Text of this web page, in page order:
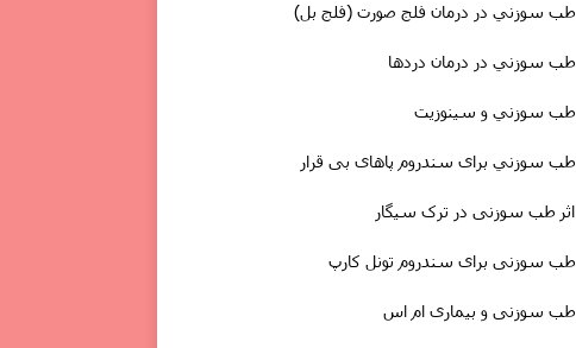
طب سوزني در درمان فلج صورت (فلج بل)
طب سوزني در درمان دردها
طب سوزني و سینوزیت
طب سوزني برای سندروم پاهای بی قرار
اثر طب سوزنی در ترک سیگار
طب سوزنى برای سندروم تونل کارپ
طب سوزنی و بیماری ام اس